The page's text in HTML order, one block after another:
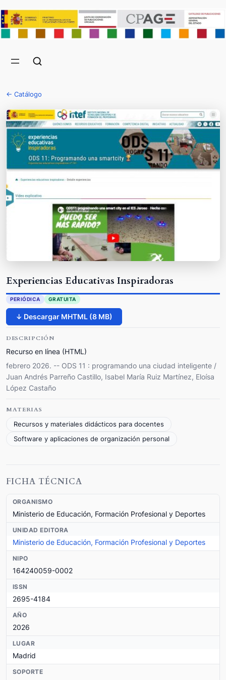
← Catálogo
Experiencias Educativas Inspiradoras
PERIÓDICA GRATUITA
↓ Descargar MHTML (8 MB)
DESCRIPCIÓN
Recurso en línea (HTML)
febrero 2026. -- ODS 11 : programando una ciudad inteligente /
Juan Andrés Parreño Castillo, Isabel María Ruiz Martínez, Eloísa
López Castaño
MATERIAS
Recursos y materiales didácticos para docentes
Software y aplicaciones de organización personal
FICHA TÉCNICA
ORGANISMO
Ministerio de Educación, Formación Profesional y Deportes
UNIDAD EDITORA
Ministerio de Educación, Formación Profesional y Deportes
NIPO
164240059-0002
ISSN
2695-4184
AÑO
2026
LUGAR
Madrid
SOPORTE